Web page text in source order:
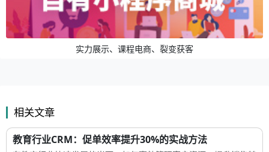
实力展示、课程电商、裂变获客
相关文章
教育行业CRM：促单效率提升30%的实战方法